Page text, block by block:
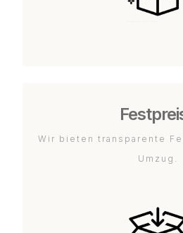
Wir bieten transparente
Umzug.